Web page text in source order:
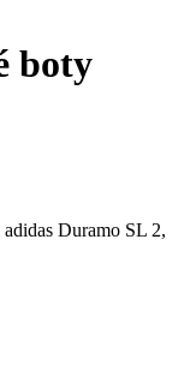
boty
Duramo SL 2,